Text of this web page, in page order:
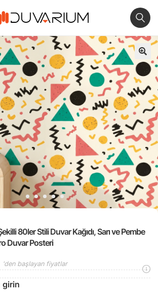
🔍
80ler Stili Duvar Kağıdı, Sarı ve Pembe
Duvar Posteri
'den başlayan fiyatlar
girin